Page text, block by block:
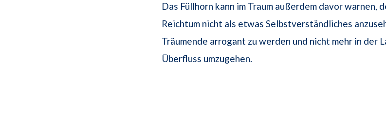
Das Füllhorn kann im Traum außerdem davor warnen,
Reichtum nicht als etwas Selbstverständliches
Träumende arrogant zu werden und nicht mehr in der
Überfluss umzugehen.